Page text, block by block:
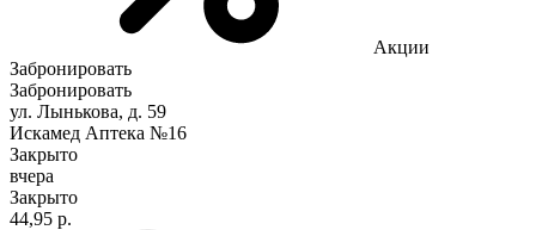
Акции
Забронировать
Забронировать
ул. Лынькова, д. 59
Искамед Аптека №16
Закрыто
вчера
Закрыто
44,95 р.